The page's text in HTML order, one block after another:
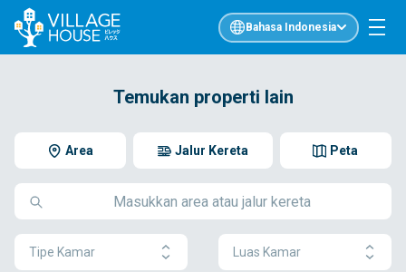
Bahasa Indonesia
Temukan properti lain
Area Peta
Jalur Kereta
Tipe Kamar Luas Kamar